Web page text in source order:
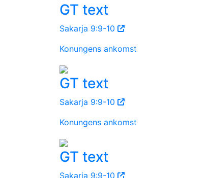
GT text
Sakarja 9:9-10
Konungens ankomst
GT text
Sakarja 9:9-10
Konungens ankomst
GT text
Sakarja 9:9-10